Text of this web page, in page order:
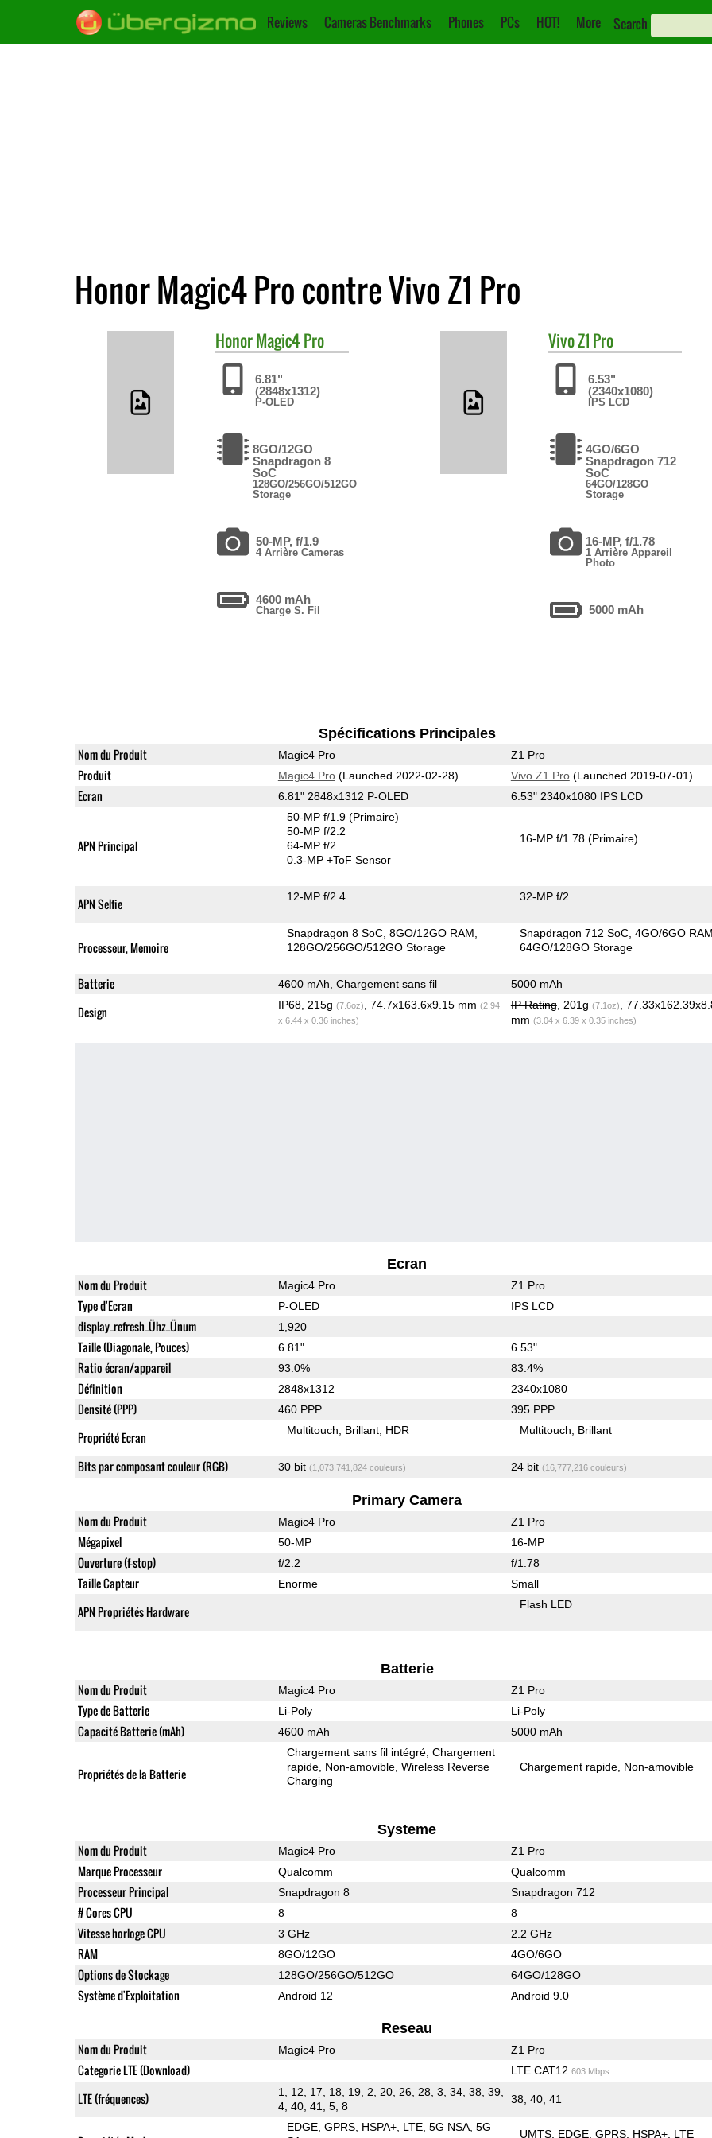
Reviews Cameras Benchmarks Phones PCs HOT! More Search
Honor Magic4 Pro contre Vivo Z1 Pro
HonorMagic4 Pro
6.81"
(2848x1312)
P-OLED
8GO/12GO
Snapdragon 8
SoC
128GO/256GO/512GO
Storage
50-MP, f/1.9
4 Arrière Cameras
4600 mAh
Charge S. Fil
VivoZ1 Pro
6.53"
(2340x1080)
IPS LCD
4GO/6GO
Snapdragon 712
SoC
64GO/128GO
Storage
16-MP, f/1.78
1 Arrière Appareil
Photo
5000 mAh
Spécifications Principales
Nom du Produit Magic4 Pro Z1 Pro
Produit Magic4 Pro(Launched 2022-02-28) Vivo Z1 Pro(Launched 2019-07-01)
Ecran 6.81" 2848x1312 P-OLED 6.53" 2340x1080 IPS LCD
APN Principal
50-MP f/1.9(Primaire)
50-MP f/2.2
64-MP f/2
0.3-MP+ToF Sensor
16-MP f/1.78(Primaire)
APN Selfie 12-MP f/2.4 32-MP f/2
Processeur, Memoire
Snapdragon 8 SoC 8GO/12GO RAM
128GO/256GO/512GO Storage
Snapdragon 712 SoC 4GO/6GO RAM
64GO/128GO Storage
Batterie 4600 mAh, Chargement sans fil 5000 mAh
Design IP68, 215g (7.6oz) , 74.7x163.6x9.15 mm (2.94
x 6.44 x 0.36 inches)
IP Rating, 201g (7.1oz)
,
mm (3.04 x 6.39 x 0.35 inches)
Ecran
Nom du Produit Magic4 Pro Z1 Pro
Type d'Ecran P-OLED IPS LCD
display_refresh_Ühz_Ünum 1,920
Taille (Diagonale, Pouces) 6.81" 6.53"
Ratio écran/appareil 93.0% 83.4%
Définition 2848x1312 2340x1080
Densité (PPP) 460 PPP 395 PPP
Propriété Ecran Multitouch Brillant HDR Multitouch Brillant
Bits par composant couleur (RGB) 30 bit (1,073,741,824 couleurs) 24 bit (16,777,216 couleurs)
Primary Camera
Nom du Produit Magic4 Pro Z1 Pro
Mégapixel 50-MP 16-MP
Ouverture (f-stop) f/2.2 f/1.78
Taille Capteur Enorme Small
APN Propriétés Hardware Flash LED
Batterie
Nom du Produit Magic4 Pro Z1 Pro
Type de Batterie Li-Poly Li-Poly
Capacité Batterie (mAh) 4600 mAh 5000 mAh
Propriétés de la Batterie
Chargement sans fil intégré Chargement
rapide Non-amovible Wireless Reverse
Charging
Chargement rapide Non-amovible
Systeme
Nom du Produit Magic4 Pro Z1 Pro
Marque Processeur Qualcomm Qualcomm
Processeur Principal Snapdragon 8 Snapdragon 712
# Cores CPU 8 8
Vitesse horloge CPU 3 GHz 2.2 GHz
RAM 8GO/12GO 4GO/6GO
Options de Stockage 128GO/256GO/512GO 64GO/128GO
Système d'Exploitation Android 12 Android 9.0
Reseau
Nom du Produit Magic4 Pro Z1 Pro
Categorie LTE (Download) LTE CAT12 603 Mbps
LTE (fréquences)
1, 12, 17, 18, 19, 2, 20, 26, 28, 3, 34, 38, 39,
4, 40, 41, 5, 8
38, 40, 41
EDGE GPRS HSPA+ LTE 5G NSA 5G
UMTS EDGE GPRS HSPA+ LTE